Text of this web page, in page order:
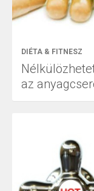
DIÉTA & FITNESZ
az